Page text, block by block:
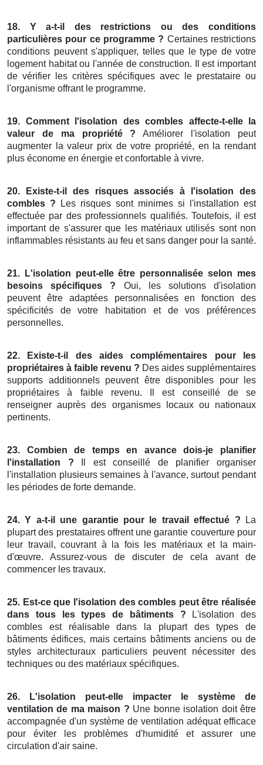
18. Y a-t-il des restrictions ou des conditions
particulières pour ce programme ? Certaines restrictions
conditions peuvent s'appliquer, telles que le type de votre
logement habitat ou l'année de construction. Il est important
de vérifier les critères spécifiques avec le prestataire ou
l'organisme offrant le programme.
19. Comment l'isolation des combles affecte-t-elle la
valeur de ma propriété ? Améliorer l'isolation peut
augmenter la valeur prix de votre propriété, en la rendant
plus économe en énergie et confortable à vivre.
20. Existe-t-il des risques associés à l'isolation des
combles ? Les risques sont minimes si l'installation est
effectuée par des professionnels qualifiés. Toutefois, il est
important de s'assurer que les matériaux utilisés sont non
inflammables résistants au feu et sans danger pour la santé.
21. L'isolation peut-elle être personnalisée selon mes
besoins spécifiques ? Oui, les solutions d'isolation
peuvent être adaptées personnalisées en fonction des
spécificités de votre habitation et de vos préférences
personnelles.
22. Existe-t-il des aides complémentaires pour les
propriétaires à faible revenu ? Des aides supplémentaires
supports additionnels peuvent être disponibles pour les
propriétaires à faible revenu. Il est conseillé de se
renseigner auprès des organismes locaux ou nationaux
pertinents.
23. Combien de temps en avance dois-je planifier
l'installation ? Il est conseillé de planifier organiser
l'installation plusieurs semaines à l'avance, surtout pendant
les périodes de forte demande.
24. Y a-t-il une garantie pour le travail effectué ? La
plupart des prestataires offrent une garantie couverture pour
leur travail, couvrant à la fois les matériaux et la main-
d'œuvre. Assurez-vous de discuter de cela avant de
commencer les travaux.
25. Est-ce que l'isolation des combles peut être réalisée
dans tous les types de bâtiments ? L'isolation des
combles est réalisable dans la plupart des types de
bâtiments édifices, mais certains bâtiments anciens ou de
styles architecturaux particuliers peuvent nécessiter des
techniques ou des matériaux spécifiques.
26. L'isolation peut-elle impacter le système de
ventilation de ma maison ? Une bonne isolation doit être
accompagnée d'un système de ventilation adéquat efficace
pour éviter les problèmes d'humidité et assurer une
circulation d'air saine.